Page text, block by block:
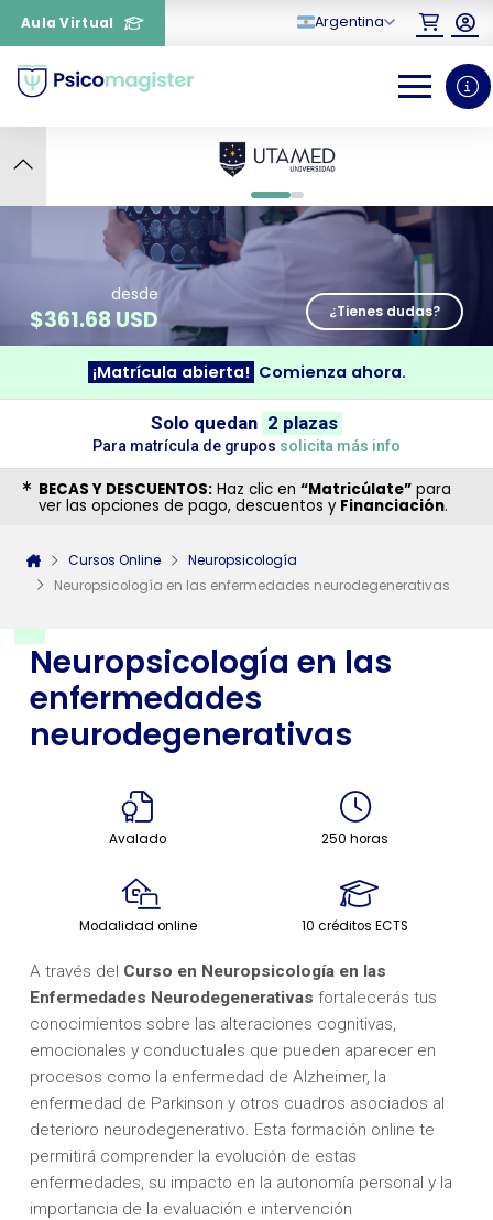
Aula Virtual Argentina
0 1
Neuropsicología en las
enfermedades
neurodegenerativas
Avalado 250 horas
Modalidad online 10 créditos ECTS
A través del Curso en Neuropsicología en las
Enfermedades Neurodegenerativas fortalecerás tus
conocimientos sobre las alteraciones cognitivas,
emocionales y conductuales que pueden aparecer en
procesos como la enfermedad de Alzheimer, la
enfermedad de Parkinson y otros cuadros asociados al
deterioro neurodegenerativo. Esta formación online te
permitirá comprender la evolución de estas
enfermedades, su impacto en la autonomía personal y la
importancia de la evaluación e intervención
desde
$361.68 USD ¿Tienes dudas?
¡Matrícula abierta! Comienza ahora.
Solo quedan 2 plazas
Para matrícula de grupos solicita más info
BECAS Y DESCUENTOS: Haz clic en “Matricúlate” para
ver las opciones de pago, descuentos y Financiación.
Cursos Online
Neuropsicología
Neuropsicología en las enfermedades neurodegenerativas
¿Necesitas más información
sobre un curso?